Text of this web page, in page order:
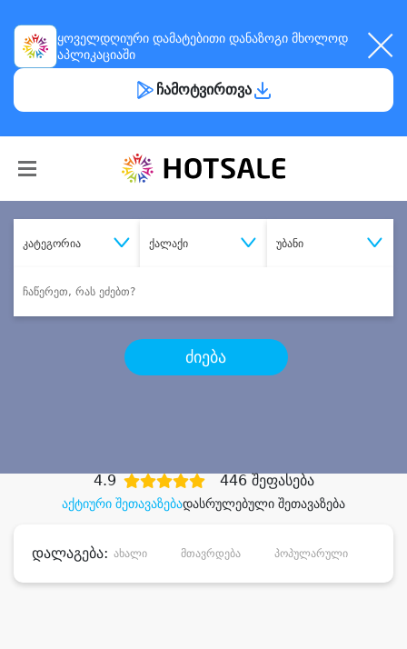
ყოველდღიური დამატებითი დანაზოგი მხოლოდ
აპლიკაციაში
ჩამოტვირთვა
კატეგორია ქალაქი უბანი
ძიება
აქტიური შეთავაზებადასრულებული შეთავაზება
4.9 446 შეფასება
დალაგება: ახალი მთავრდება პოპულარული